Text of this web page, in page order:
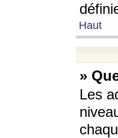
Haut
»
Les